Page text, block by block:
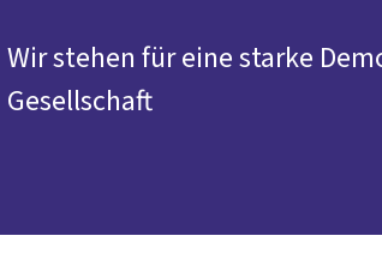
Wir stehen für eine starke
Gesellschaft